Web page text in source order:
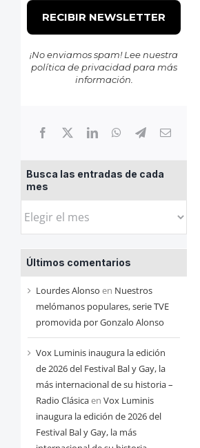
¡No enviamos spam! Lee nuestra
política de privacidadpara más
información.
Busca las entradas de cada
mes
Busca
entradas
de
cada
mes
Últimos comentarios
Lourdes Alonso en Nuestros
melómanos populares, serie TVE
promovida por Gonzalo Alonso
Vox Luminis inaugura la edición
de 2026 del Festival Bal y Gay, la
más internacional de su historia –
Radio Clásicaen Vox Luminis
inaugura la edición de 2026 del
Festival Bal y Gay, la más